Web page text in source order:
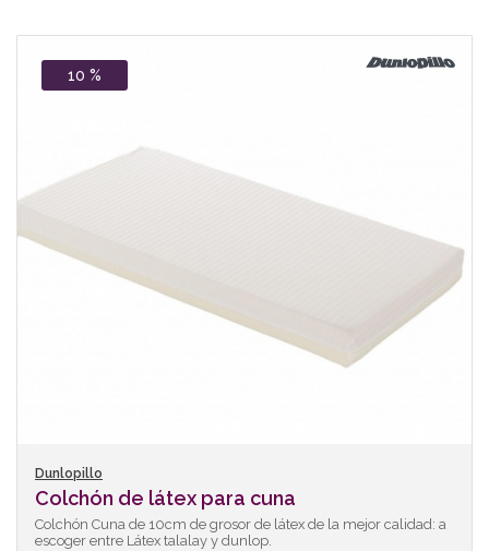
10 %
Dunlopillo
Colchón de látex para cuna
Colchón Cuna de 10cm de grosor de látex de la mejor calidad: a
escoger entre Látex talalay y dunlop.